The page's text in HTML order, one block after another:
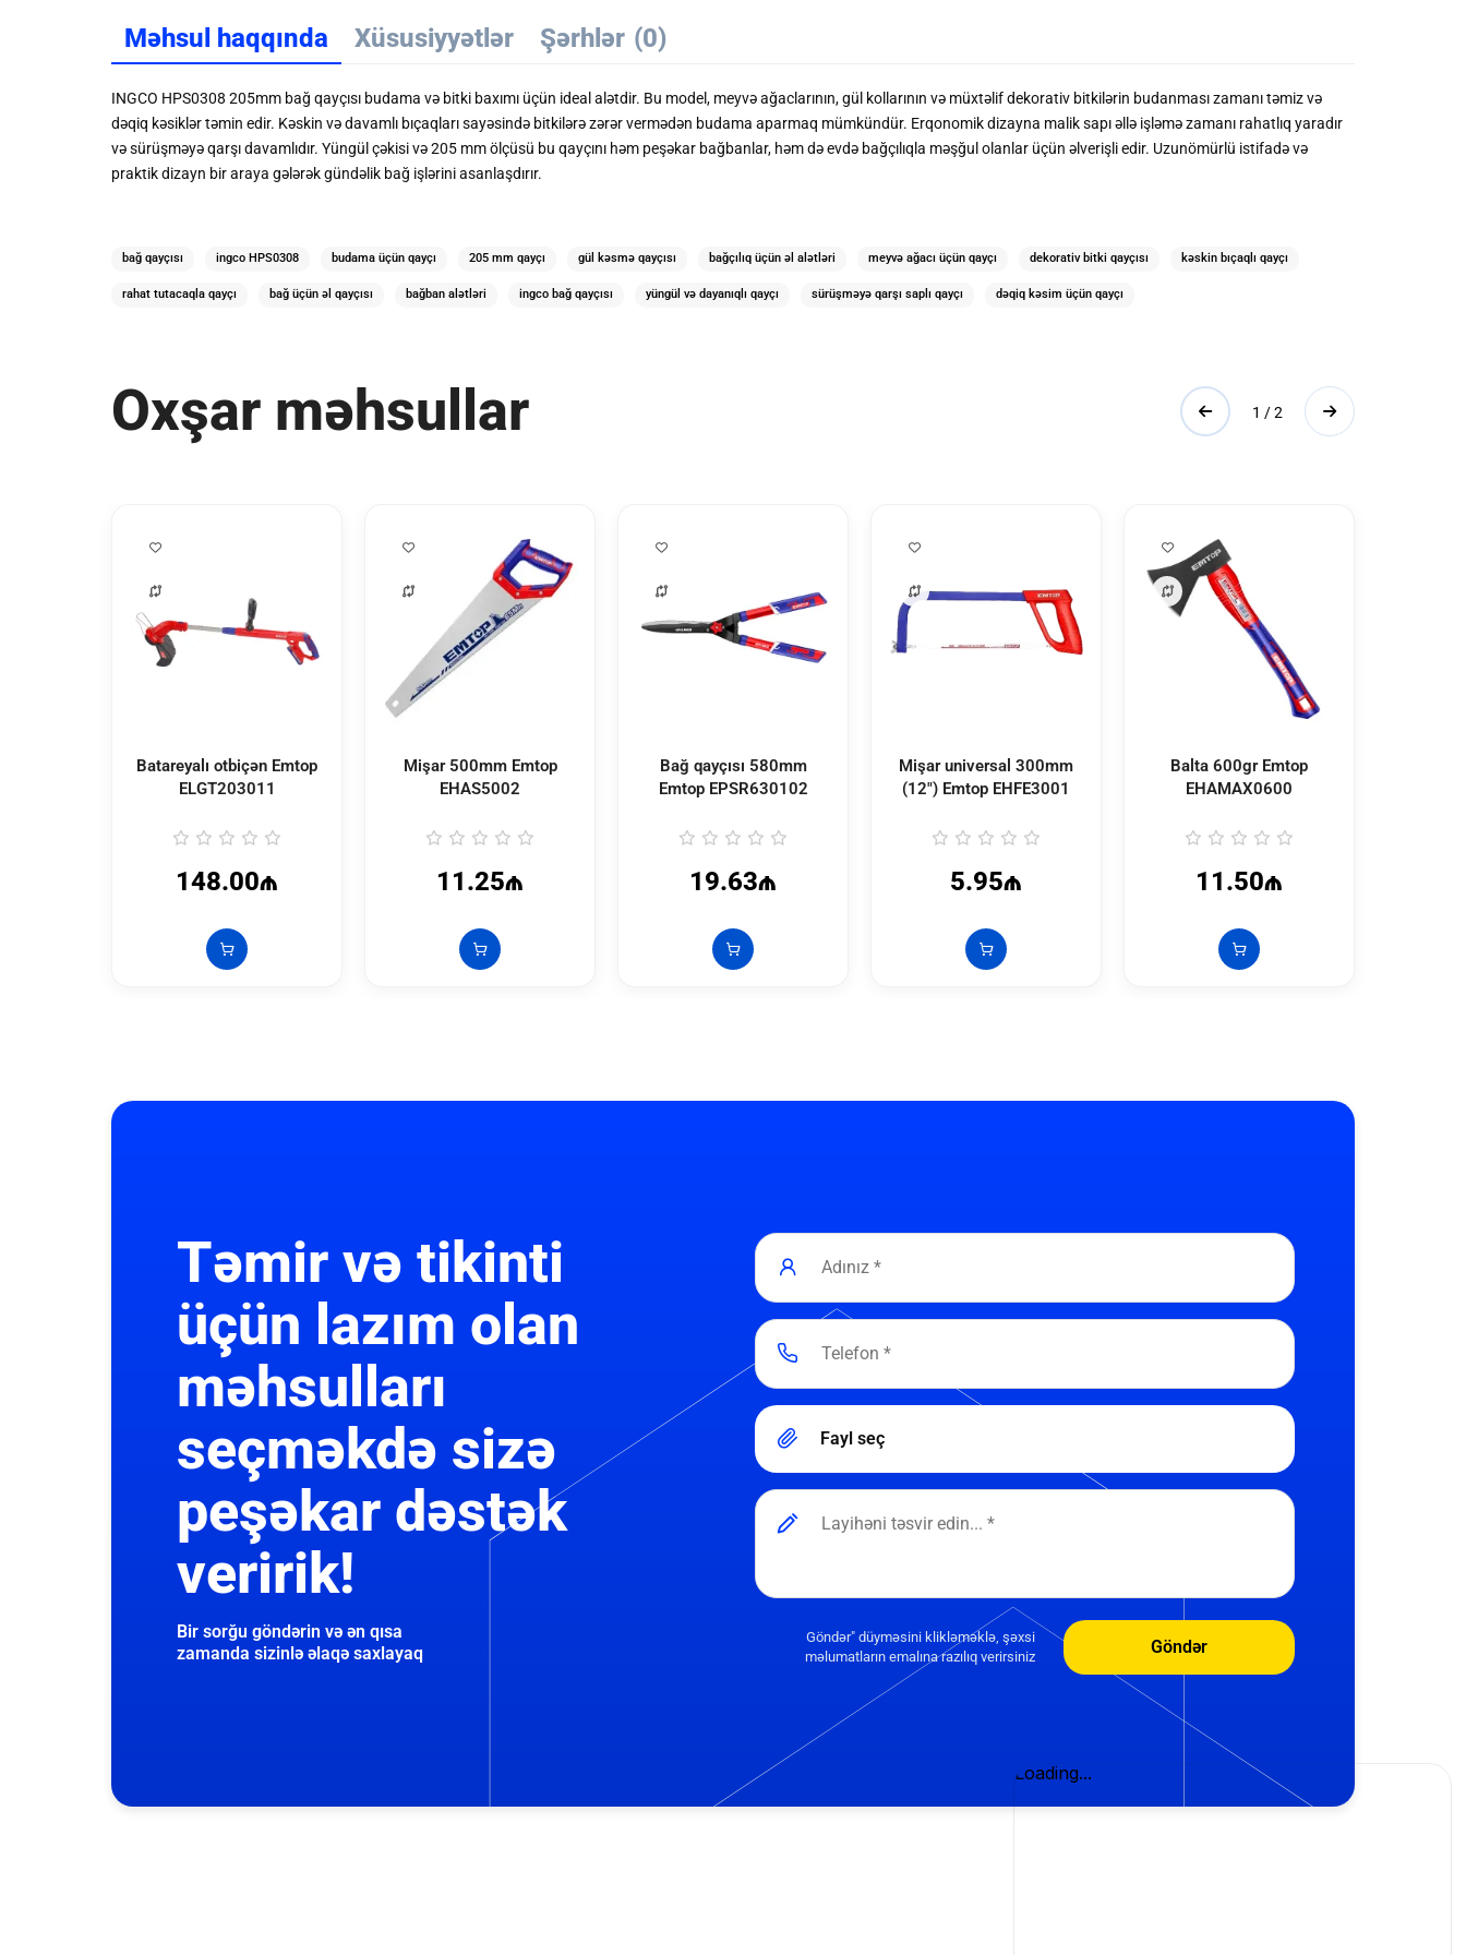
Məhsul haqqında Xüsusiyyətlər Şərhlər (0)
INGCO HPS0308 205mm bağ qayçısı budama və bitki baxımı üçün ideal alətdir. Bu model, meyvə ağaclarının, gül kollarının və müxtəlif dekorativ bitkilərin budanması zamanı təmiz və
dəqiq kəsiklər təmin edir. Kəskin və davamlı bıçaqları sayəsində bitkilərə zərər vermədən budama aparmaq mümkündür. Erqonomik dizayna malik sapı əllə işləmə zamanı rahatlıq yaradır
və sürüşməyə qarşı davamlıdır. Yüngül çəkisi və 205 mm ölçüsü bu qayçını həm peşəkar bağbanlar, həm də evdə bağçılıqla məşğul olanlar üçün əlverişli edir. Uzunömürlü istifadə və
praktik dizayn bir araya gələrək gündəlik bağ işlərini asanlaşdırır.
bağ qayçısı ingco HPS0308 budama üçün qayçı 205 mm qayçı gül kəsmə qayçısı bağçılıq üçün əl alətləri meyvə ağacı üçün qayçı dekorativ bitki qayçısı kəskin bıçaqlı qayçı
rahat tutacaqla qayçı bağ üçün əl qayçısı bağban alətləri ingco bağ qayçısı yüngül və dayanıqlı qayçı sürüşməyə qarşı saplı qayçı dəqiq kəsim üçün qayçı
Oxşar məhsullar
Batareyalı otbiçən Emtop
ELGT203011
148.00₼
Mişar 500mm Emtop
EHAS5002
11.25₼
Bağ qayçısı 580mm
Emtop EPSR630102
19.63₼
Mişar universal 300mm
(12") Emtop EHFE3001
5.95₼
Balta 600gr Emtop
EHAMAX0600
11.50₼
1 / 2
Təmir və tikinti
üçün lazım olan
məhsulları
seçməkdə sizə
peşəkar dəstək
veririk!
Bir sorğu göndərin və ən qısa
zamanda sizinlə əlaqə saxlayaq
Fayl seç
Göndər" düyməsini klikləməklə, şəxsi
məlumatların emalına razılıq verirsiniz
Göndər